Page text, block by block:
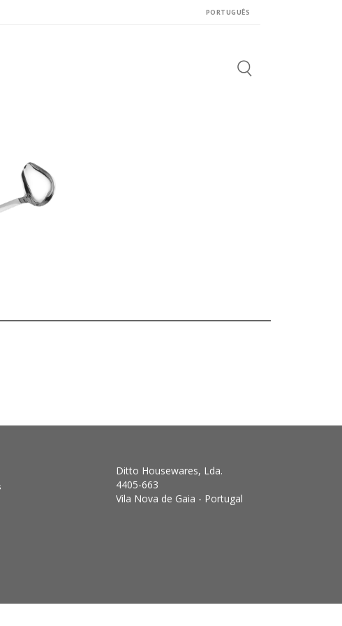
PORTUGUÊS
Search
Ditto Housewares, Lda.
4405-663
Vila Nova de Gaia - Portugal